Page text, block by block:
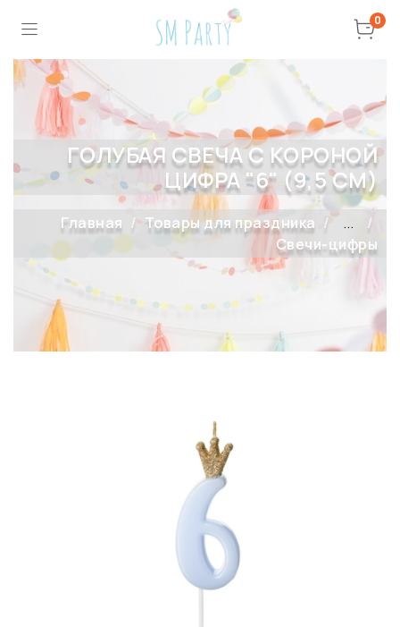
0
ГОЛУБАЯ СВЕЧА С КОРОНОЙ
ЦИФРА "6" (9,5 СМ)
Главная Товары для праздника
...
Свечи-цифры